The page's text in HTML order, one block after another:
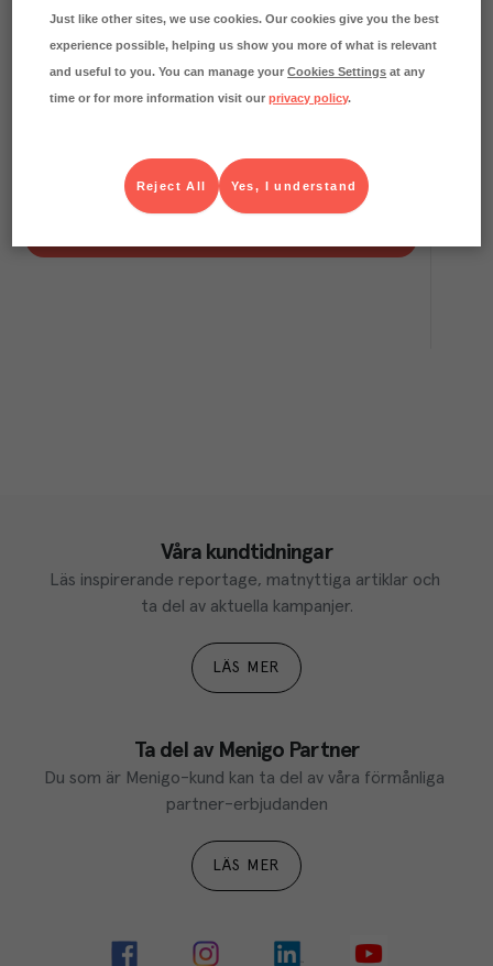
Tasty Country Cheddar Burger Skivad
Art.nr. 211509
Våra kundtidningar
Läs inspirerande reportage, matnyttiga artiklar och
ta del av aktuella kampanjer.
LÄS MER
Ta del av Menigo Partner
Du som är Menigo-kund kan ta del av våra förmånliga
partner-erbjudanden
LÄS MER
Just like other sites, we use cookies. Our cookies give you the best
experience possible, helping us show you more of what is relevant
and useful to you. You can manage yourCookies Settings at any
time or for more information visit ourprivacy policy.
Yes, I understand
Reject All